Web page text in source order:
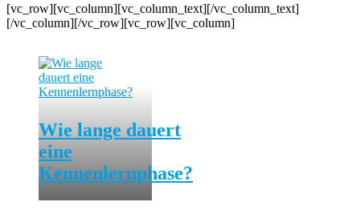
[vc_row][vc_column][vc_column_text][/vc_column_text]
[/vc_column][/vc_row][vc_row][vc_column]
Wie lange dauert
eine
Kennenlernphase?